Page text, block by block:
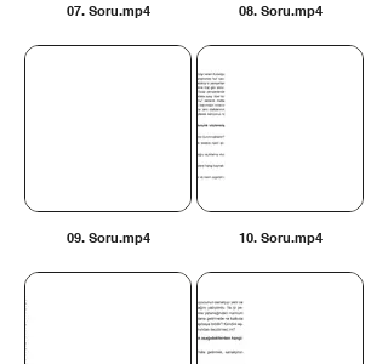
07. Soru.mp4 08. Soru.mp4
09. Soru.mp4 10. Soru.mp4